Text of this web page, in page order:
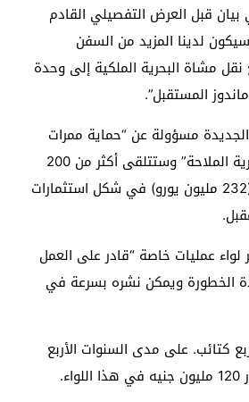
بيان قبل العرض التفصيلي القادم
لدينا المزيد من السفن
نقل مشاة البحرية الملكية إلى وحدة
المستقبل”.
مسؤولة عن “حماية ممرات
الإبحار والحفاظ على حرية الملاحة” وستتلقى أكثر من 200
مليون جنيه إسترليني (232 مليون يورو) في شكل استثمارات
عمليات خاصة “قادر على العمل
الخطورة ويمكن نشره بسرعة في
كتائب. على مدى السنوات الأربع